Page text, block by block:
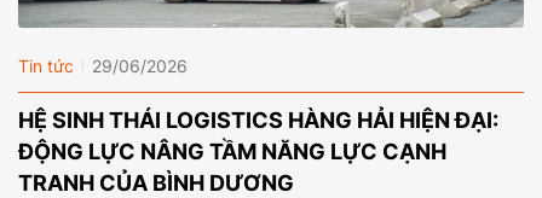
Tin tức 29/06/2026
HỆ SINH THÁI LOGISTICS HÀNG HẢI HIỆN ĐẠI:
ĐỘNG LỰC NÂNG TẦM NĂNG LỰC CẠNH
TRANH CỦA BÌNH DƯƠNG